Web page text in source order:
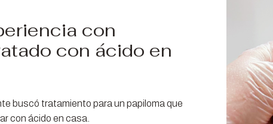
con
con ácido en
buscó tratamiento para un papiloma que
con ácido en casa.